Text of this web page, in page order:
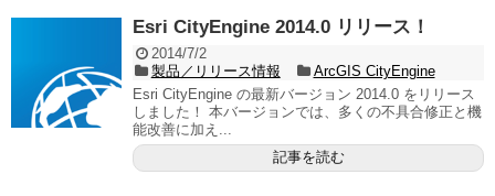
Esri CityEngine 2014.0 リリース！
2014/7/2
製品／リリース情報
ArcGIS CityEngine
Esri CityEngine の最新バージョン 2014.0 をリリース
しました！ 本バージョンでは、多くの不具合修正と機
能改善に加え...
記事を読む